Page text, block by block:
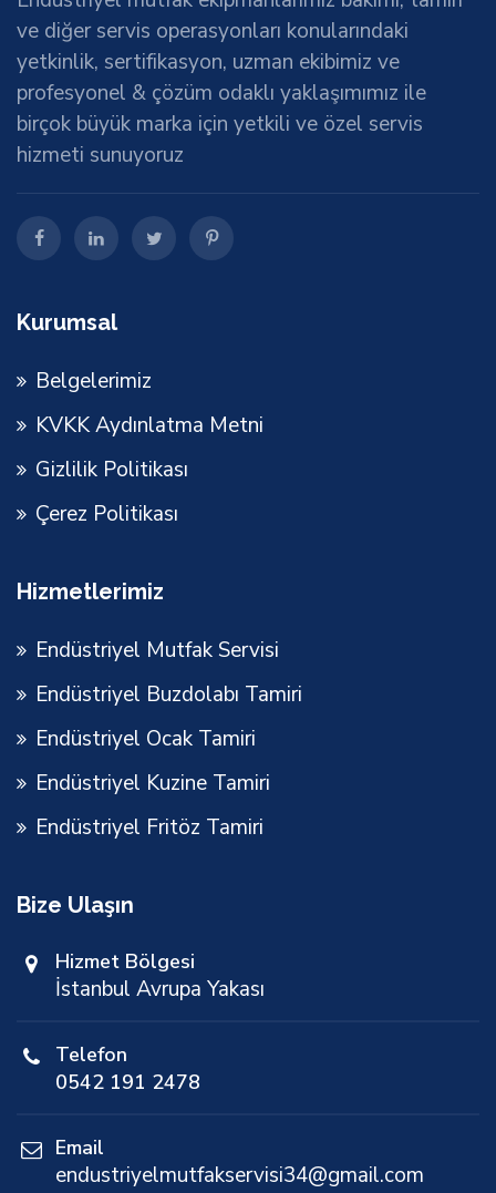
ve diğer servis operasyonları konularındaki
yetkinlik, sertifikasyon, uzman ekibimiz ve
profesyonel & çözüm odaklı yaklaşımımız ile
birçok büyük marka için yetkili ve özel servis
hizmeti sunuyoruz
Kurumsal
Belgelerimiz
KVKK Aydınlatma Metni
Gizlilik Politikası
Çerez Politikası
Hizmetlerimiz
Endüstriyel Mutfak Servisi
Endüstriyel Buzdolabı Tamiri
Endüstriyel Ocak Tamiri
Endüstriyel Kuzine Tamiri
Endüstriyel Fritöz Tamiri
Bize Ulaşın
Hizmet Bölgesi
İstanbul Avrupa Yakası
Telefon
0542 191 2478
Email
endustriyelmutfakservisi34@gmail.com